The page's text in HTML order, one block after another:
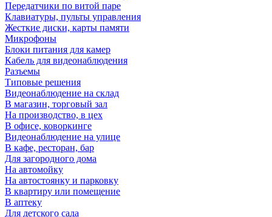
Передатчики по витой паре
Клавиатуры, пульты управления
Жесткие диски, карты памяти
Микрофоны
Блоки питания для камер
Кабель для видеонаблюдения
Разъемы
Типовые решения
Видеонаблюдение на склад
В магазин, торговый зал
На производство, в цех
В офисе, коворкинге
Видеонаблюдение на улице
В кафе, ресторан, бар
Для загородного дома
На автомойку
На автостоянку и парковку
В квартиру или помещение
В аптеку
Для детского сада